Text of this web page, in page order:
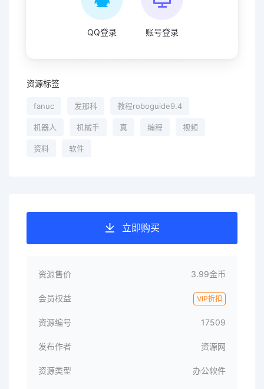
QQ登录 账号登录
资源标签
fanuc 发那科 教程roboguide9.4
机器人 机械手 真 编程 视频
资料 软件
立即购买
资源售价 3.99金币
会员权益 VIP折扣
资源编号 17509
发布作者 资源网
资源类型 办公软件